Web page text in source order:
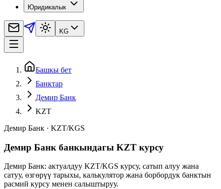
Юридикалык
KG
Башкы бет
Банктар
Демир Банк
KZT
Демир Банк · KZT/KGS
Демир Банк банкындагы KZT курсу
Демир Банк: актуалдуу KZT/KGS курсу, сатып алуу жана
сатуу, өзгөрүү тарыхы, калькулятор жана борбордук банктын
расмий курсу менен салыштыруу.